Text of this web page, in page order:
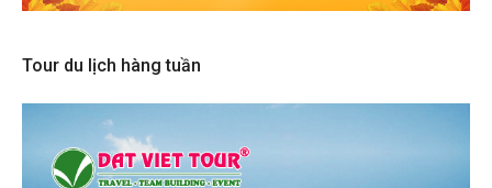
Tour du lịch hàng tuần